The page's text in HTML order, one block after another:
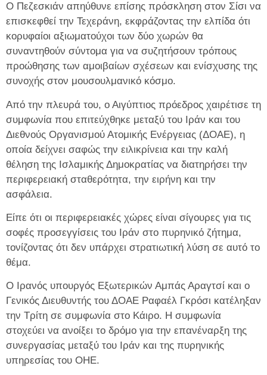
Ο Πεζεσκιάν απηύθυνε επίσης πρόσκληση στον Σίσι να
επισκεφθεί την Τεχεράνη, εκφράζοντας την ελπίδα ότι
κορυφαίοι αξιωματούχοι των δύο χωρών θα
συναντηθούν σύντομα για να συζητήσουν τρόπους
προώθησης των αμοιβαίων σχέσεων και ενίσχυσης της
συνοχής στον μουσουλμανικό κόσμο.
Από την πλευρά του, ο Αιγύπτιος πρόεδρος χαιρέτισε τη
συμφωνία που επιτεύχθηκε μεταξύ του Ιράν και του
Διεθνούς Οργανισμού Ατομικής Ενέργειας (ΔΟΑΕ), η
οποία δείχνει σαφώς την ειλικρίνεια και την καλή
θέληση της Ισλαμικής Δημοκρατίας να διατηρήσει την
περιφερειακή σταθερότητα, την ειρήνη και την
ασφάλεια.
Είπε ότι οι περιφερειακές χώρες είναι σίγουρες για τις
σοφές προσεγγίσεις του Ιράν στο πυρηνικό ζήτημα,
τονίζοντας ότι δεν υπάρχει στρατιωτική λύση σε αυτό το
θέμα.
Ο Ιρανός υπουργός Εξωτερικών Αμπάς Αραγτσί και ο
Γενικός Διευθυντής του ΔΟΑΕ Ραφαέλ Γκρόσι κατέληξαν
την Τρίτη σε συμφωνία στο Κάιρο. Η συμφωνία
στοχεύει να ανοίξει το δρόμο για την επανέναρξη της
συνεργασίας μεταξύ του Ιράν και της πυρηνικής
υπηρεσίας του ΟΗΕ.